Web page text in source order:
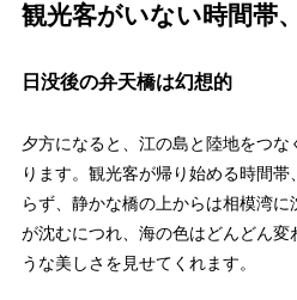
観光客がいない時間帯
日没後の弁天橋は幻想的
夕方になると、江の島と陸地をつな
ります。観光客が帰り始める時間
らず、静かな橋の上からは相模湾
が沈むにつれ、海の色はどんどん変
うな美しさを見せてくれます。